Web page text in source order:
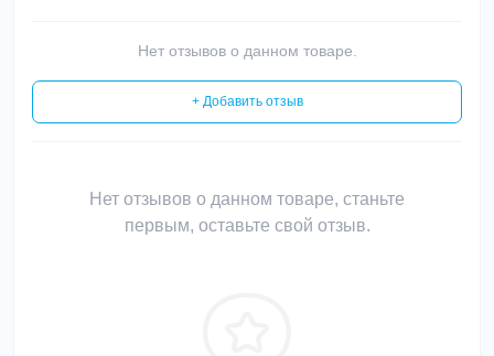
Нет отзывов о данном товаре.
+ Добавить отзыв
Нет отзывов о данном товаре, станьте
первым, оставьте свой отзыв.